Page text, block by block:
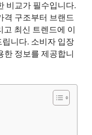
비교가 필수입니다.
격 구조부터 브랜드
고 최신 트렌드에 이
니다. 소비자 입장
한 정보를 제공합니